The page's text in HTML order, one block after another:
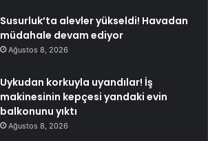
Susurluk’ta alevler yükseldi! Havadan
müdahale devam ediyor
Ağustos 8, 2026
Uykudan korkuyla uyandılar! İş
makinesinin kepçesi yandaki evin
balkonunu yıktı
Ağustos 8, 2026